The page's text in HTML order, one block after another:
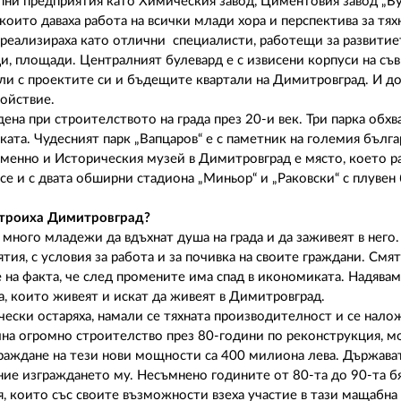
даваха работа на всички млади хора и перспектива за
като отлични специалисти, работещи за
площади. Централният булевард е с извисени корпуси на
с проектите си и бъдещите квартали на Димитровград. И
при строителството на града през 20-и век. Три парка
Чудесният парк „Вапцаров“ е с паметник на големия
и Историческия музей в Димитровград е място, което
и с двата обширни стадиона „Миньор“ и „Раковски“ с плувен
Димитровград?
младежи да вдъхнат душа на града и да заживеят в него.
с условия за работа и за почивка на своите граждани.
факта, че след промените има спад в икономиката.
които живеят и искат да живеят в Димитровград.
остаряха, намали се тяхната производителност и се
огромно строителство през 80-години по реконструкция,
на тези нови мощности са 400 милиона лева.
изграждането му. Несъмнено годините от 80-та до 90-та
които със своите възможности взеха участие в тази мащабна